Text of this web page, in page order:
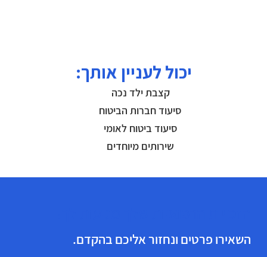
יכול לעניין אותך:
קצבת ילד נכה
סיעוד חברות הביטוח
סיעוד ביטוח לאומי
שירותים מיוחדים
השאירו פרטים ונחזור אליכם בהקדם.